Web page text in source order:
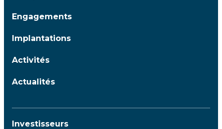
Engagements
Implantations
Activités
Actualités
Investisseurs